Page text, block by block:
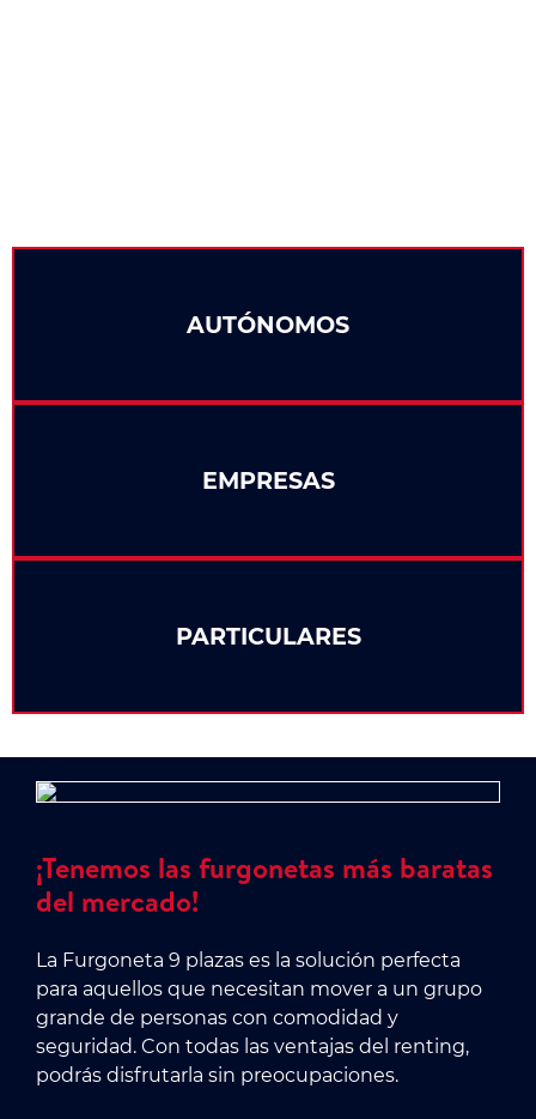
PARTICULARES
AUTÓNOMOS
EMPRESAS
¡Tenemos las furgonetas más baratas
del mercado!
La Furgoneta 9 plazas es la solución perfecta
para aquellos que necesitan mover a un grupo
grande de personas con comodidad y
seguridad. Con todas las ventajas del renting,
podrás disfrutarla sin preocupaciones.